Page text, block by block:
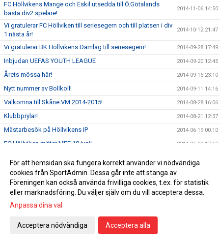
FC Höllvikens Mange och Eskil utsedda till Ö.Götalands
bästa div2 spelare!
2014-11-06 14:50
Vi gratulerar FC Höllviken till seriesegern och till platsen i div
1 nästa år!
2014-10-12 21:47
Vi gratulerar BK Höllvikens Damlag till seriesegern! 2014-09-28 17:49
Inbjudan UEFAS YOUTH LEAGUE 2014-09-20 12:45
Årets mössa här! 2014-09-16 23:10
Nytt nummer av Bollkoll! 2014-09-11 14:16
Välkomna till Skåne VM 2014-2015! 2014-08-28 16:06
Klubbprylar! 2014-08-21 12:37
Mästarbesök på Höllvikens IP 2014-06-19 00:10
FC Höllviken möter MFF 18 juni! 2014-06-09 17:13
FC Höllviken vann seriefinalen mot FC Rosengård!
FC Höllviken i tidig seriefinal på lördag 2014-05-20 14:18
Alla tre seniorlagen vann i helgen.
Välkomna till fotbollskolan för alla barn födda 2009
För att hemsidan ska fungera korrekt använder vi nödvändiga
cookies från SportAdmin. Dessa går inte att stänga av.
Föreningen kan också använda frivilliga cookies, t.ex. för statistik
eller marknadsföring. Du väljer själv om du vill acceptera dessa.
Anpassa dina val
Acceptera nödvändiga Acceptera alla